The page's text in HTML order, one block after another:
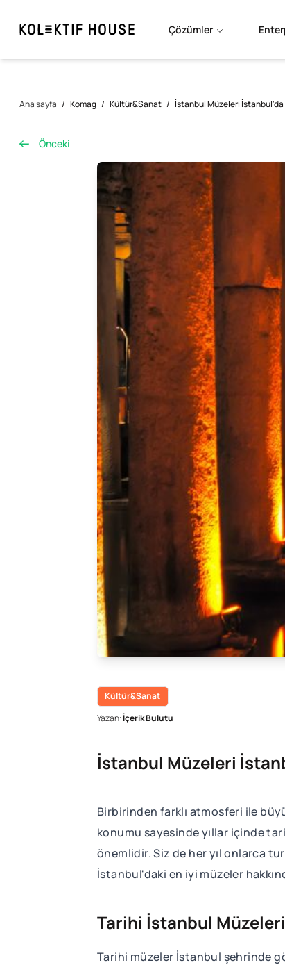
Çözümler
Ana sayfa / Komag / Kültür&Sanat / İstanbul Müzeleri
Önceki
Kültür&Sanat
Yazan:İçerik Bulutu
İstanbul Müzeleri
Birbirinden farklı atmosferi ile
konumu sayesinde yıllar içinde
önemlidir. Siz de her yıl onlarca
İstanbul'daki en iyi müzeler
Tarihi İstanbul Müzeleri
Tarihi müzeler İstanbul şehrinde